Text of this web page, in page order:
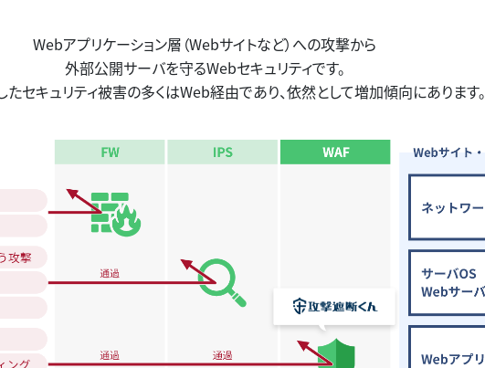
Webアプリケーション層（Webサイトなど）への攻撃から
外部公開サーバを守るWebセキュリティです。
セキュリティ被害の多くはWeb経由であり、依然として増加傾向にあります。